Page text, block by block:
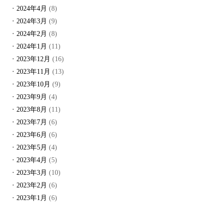
2024年4月 (8)
2024年3月 (9)
2024年2月 (8)
2024年1月 (11)
2023年12月 (16)
2023年11月 (13)
2023年10月 (9)
2023年9月 (4)
2023年8月 (11)
2023年7月 (6)
2023年6月 (6)
2023年5月 (4)
2023年4月 (5)
2023年3月 (10)
2023年2月 (6)
2023年1月 (6)